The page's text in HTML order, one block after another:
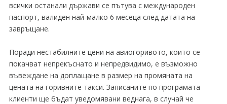
всички останали държави се пътува с международен
паспорт, валиден най-малко 6 месеца след датата на
завръщане.
Поради нестабилните цени на авиогоривото, които се
покачват непрекъснато и непредвидимо, е възможно
въвеждане на доплащане в размер на промяната на
цената на горивните такси. Записаните по програмата
клиенти ще бъдат уведомявани веднага, в случай че